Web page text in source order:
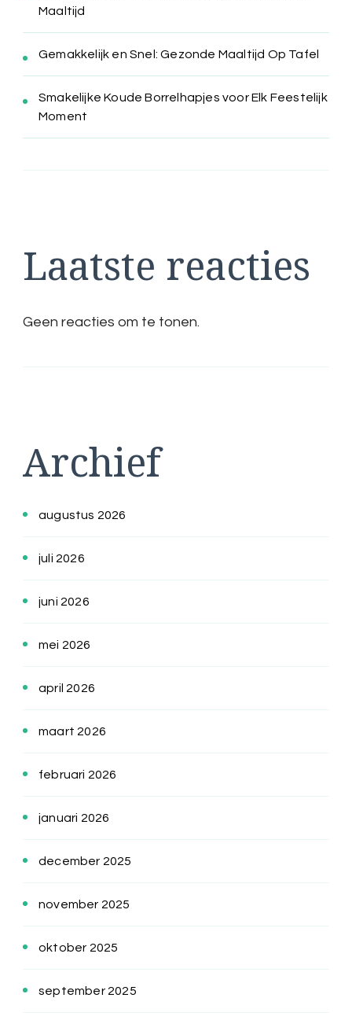
Maaltijd
Gemakkelijk en Snel: Gezonde Maaltijd Op Tafel
Smakelijke Koude Borrelhapjes voor Elk Feestelijk
Moment
Laatste reacties
Geen reacties om te tonen.
Archief
augustus 2026
juli 2026
juni 2026
mei 2026
april 2026
maart 2026
februari 2026
januari 2026
december 2025
november 2025
oktober 2025
september 2025